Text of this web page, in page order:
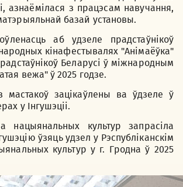
азнаёмілася з працэсам навучання,
базай установы.
аб удзеле прадстаўнікоў
кінафестывалях "Анімаёўка"
Беларусі ў міжнародным
вежа" ў 2025 годзе.
мастакоў зацікаўлены ва ўдзеле ў
у Інгушэціі.
нацыянальных культур запрасіла
ўзяць удзел у Рэспубліканскім
культур у г. Гродна ў 2025